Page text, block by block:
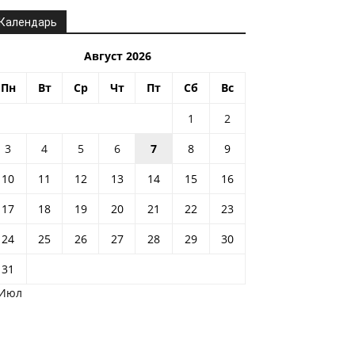
Август 2026
Пн Вт Ср Чт Пт Сб Вс
1
2
3
4 5 6 7 8
9
10
11 12 13 14 15
16
17
18 19 20 21 22
23
24
25 26 27 28 29
30
31